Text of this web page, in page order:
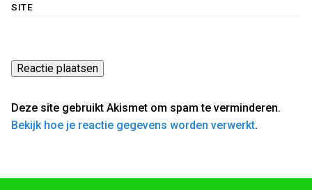
SITE
Deze site gebruikt Akismet om spam te verminderen.
Bekijk hoe je reactie gegevens worden verwerkt.